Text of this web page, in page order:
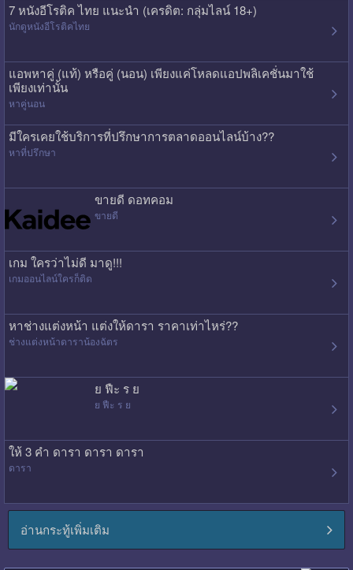
7 หนังอีโรติค ไทย แนะนำ (เครดิต: กลุ่มไลน์ 18+)
นักดูหนังอีโรติคไทย
แอพหาคู่ (แท้) หรือคู่ (นอน) เพียงแค่โหลดแอปพลิเคชั่นมาใช้
เพียงเท่านั้น
หาคู่นอน
มีใครเคยใช้บริการที่ปรึกษาการตลาดออนไลน์บ้าง??
หาที่ปรึกษา
ขายดี ดอทคอม
ขายดี
เกม ใครว่าไม่ดี มาดู!!!
เกมออนไลน์ใครก็ติด
หาช่างแต่งหน้า แต่งให้ดารา ราคาเท่าไหร่??
ช่างแต่งหน้าดาราน้องฉัตร
ย ฟืะ ร ย
ย ฟืะ ร ย
ให้ 3 คำ ดารา ดารา ดารา
ดารา
อ่านกระทู้เพิ่มเติม